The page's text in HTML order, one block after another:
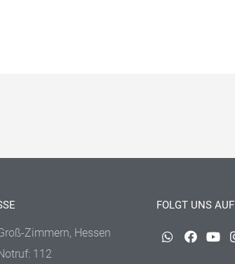
Zimmern, Hessen
112
FOLGT UNS AUF